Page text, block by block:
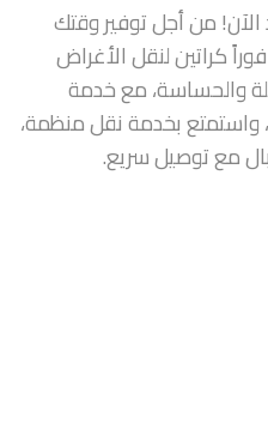
من أجل توفير وقتك
كراتين لنقل الأغراض
والحساسة، مع خدمة
واستمتع بخدمة نقل منظمة،
مع توصيل سريع.